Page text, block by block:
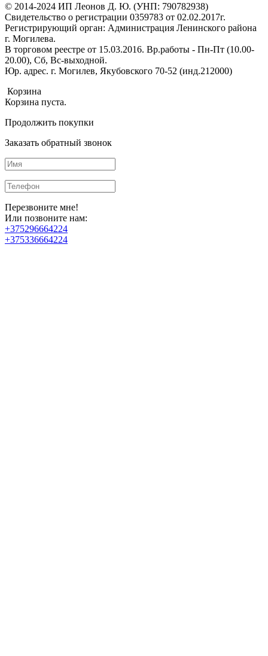
© 2014-2024 ИП Леонов Д. Ю. (УНП: 790782938)
Свидетельство о регистрации 0359783 от 02.02.2017г.
Регистрирующий орган: Администрация Ленинского района
г. Могилева.
В торговом реестре от 15.03.2016. Вр.работы - Пн-Пт (10.00-
20.00), Сб, Вс-выходной.
Юр. адрес. г. Могилев, Якубовского 70-52 (инд.212000)
Корзина
Корзина пуста.
Продолжить покупки
Заказать обратный звонок
Перезвоните мне!
Или позвоните нам:
+375296664224
+375336664224